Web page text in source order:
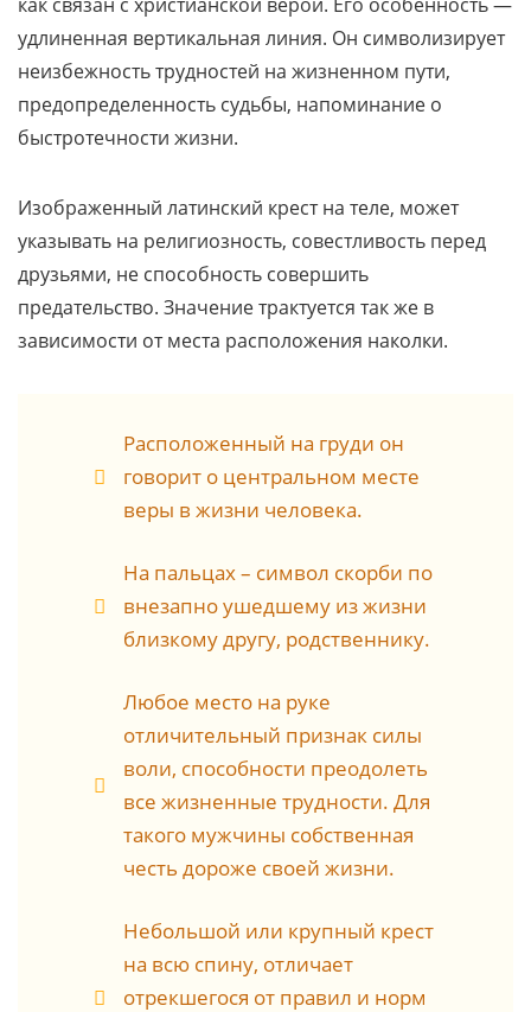
удлиненная вертикальная линия. Он символизирует
неизбежность трудностей на жизненном пути,
предопределенность судьбы, напоминание о
быстротечности жизни.
Изображенный латинский крест на теле, может
указывать на религиозность, совестливость перед
друзьями, не способность совершить
предательство. Значение трактуется так же в
зависимости от места расположения наколки.
Расположенный на груди он
говорит о центральном месте
веры в жизни человека.
На пальцах – символ скорби по
внезапно ушедшему из жизни
близкому другу, родственнику.
Любое место на руке
отличительный признак силы
воли, способности преодолеть
все жизненные трудности. Для
такого мужчины собственная
честь дороже своей жизни.
Небольшой или крупный крест
на всю спину, отличает
отрекшегося от правил и норм